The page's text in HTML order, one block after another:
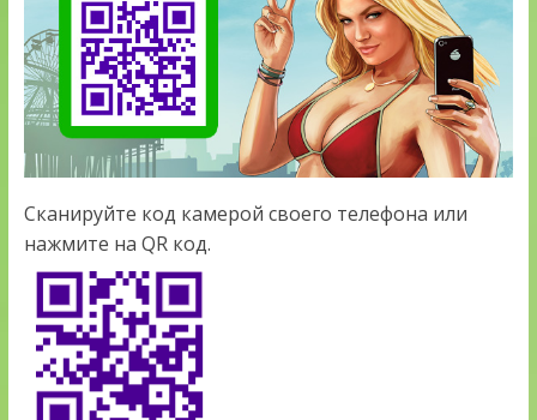
Сканируйте код камерой своего телефона или
нажмите на QR код.